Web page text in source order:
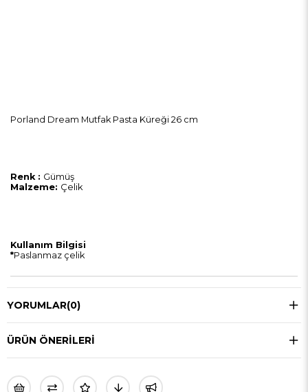
Porland Dream Mutfak Pasta Küreği 26 cm
Renk : Gümüş
Malzeme: Çelik
Kullanım Bilgisi
*Paslanmaz çelik
YORUMLAR(0)
ÜRÜN ÖNERILERI